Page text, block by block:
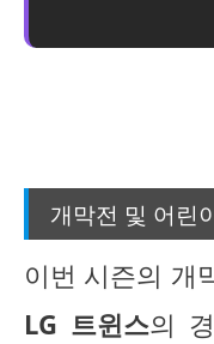
개막전 및 어린
이번 시즌의 개
LG 트윈스의